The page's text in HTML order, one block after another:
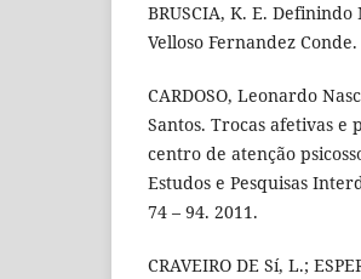
BRUSCIA, K. E.
Velloso Fernandez
CARDOSO, Leonardo
Santos. Trocas afetivas e
centro de atenção
Estudos e Pesquisas
74 – 94. 2011.
CRAVEIRO DE Sí, L.;